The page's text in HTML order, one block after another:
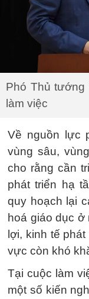
Phó Thủ tướng
làm việc
Về nguồn lực
vùng sâu,
cho rằng cần
phát triển hạ
quy hoạch lại
hoá giáo dục
lợi, kinh tế
vực còn khó
Tại cuộc làm
một số kiến